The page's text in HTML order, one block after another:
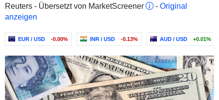
Reuters - Übersetzt von MarketScreener
- Original
anzeigen
EUR / USD -0.00% INR / USD -0.13% AUD / USD +0.01%